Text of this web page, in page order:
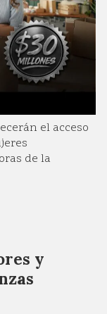
el acceso
de la
y